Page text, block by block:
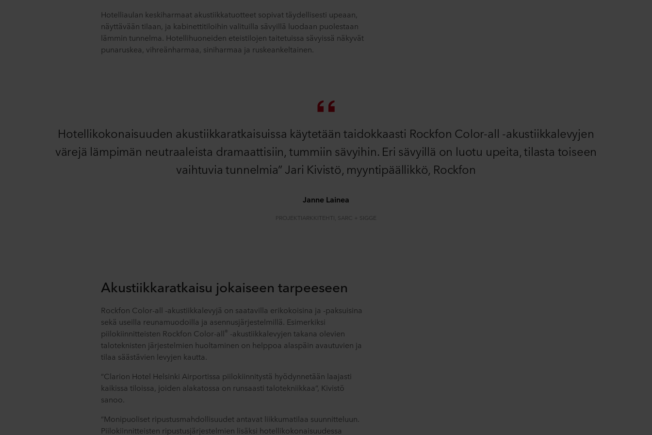
Hotelliaulan keskiharmaat akustiikkatuotteet sopivat täydellisesti upeaan,
näyttävään tilaan, ja kabinettitiloihin valituilla sävyillä luodaan puolestaan
lämmin tunnelma. Hotellihuoneiden eteistilojen taitetuissa sävyissä näkyvät
punaruskea, vihreänharmaa, siniharmaa ja ruskeankeltainen.
Hotellikokonaisuuden akustiikkaratkaisuissa käytetään taidokkaasti Rockfon Color-all -akustiikkalevyjen
värejä lämpimän neutraaleista dramaattisiin, tummiin sävyihin. Eri sävyillä on luotu upeita, tilasta toiseen
vaihtuvia tunnelmia” Jari Kivistö, myyntipäällikkö, Rockfon
Janne Lainea
PROJEKTIARKKITEHTI, SARC + SIGGE
Akustiikkaratkaisu jokaiseen tarpeeseen
Rockfon Color-all -akustiikkalevyjä on saatavilla erikokoisina ja -paksuisina
sekä useilla reunamuodoilla ja asennusjärjestelmillä. Esimerkiksi
piilokiinnitteisten Rockfon Color-all ® -akustiikkalevyjen takana olevien
taloteknisten järjestelmien huoltaminen on helppoa alaspäin avautuvien ja
tilaa säästävien levyjen kautta.
”Clarion Hotel Helsinki Airportissa piilokiinnitystä hyödynnetään laajasti
kaikissa tiloissa, joiden alakatossa on runsaasti talotekniikkaa”, Kivistö
sanoo.
”Monipuoliset ripustusmahdollisuudet antavat liikkumatilaa suunnitteluun.
Piilokiinnitteisten ripustusjärjestelmien lisäksi hotellikokonaisuudessa